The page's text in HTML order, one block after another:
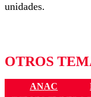
unidades.
OTROS
ANAC